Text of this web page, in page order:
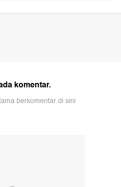
komentar.
berkomentar di sini